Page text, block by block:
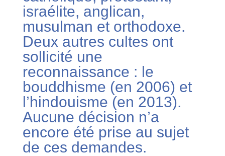
israélite, anglican,
musulman et orthodoxe.
Deux autres cultes ont
sollicité une
reconnaissance : le
bouddhisme (en 2006) et
l’hindouisme (en 2013).
Aucune décision n’a
encore été prise au sujet
de ces demandes.